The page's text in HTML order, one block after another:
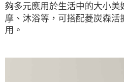
夠多元應用於生活中的大小
摩、沐浴等，可搭配菱炭森活
用。